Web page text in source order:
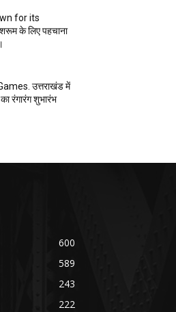
for its
के लिए पहचाना
उत्तराखंड में
रंगारंग शुभारंभ
600
589
243
222